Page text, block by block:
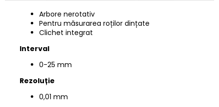
Arbore nerotativ
Pentru măsurarea roților dințate
Clichet integrat
Interval
0-25 mm
Rezoluție
0,01 mm